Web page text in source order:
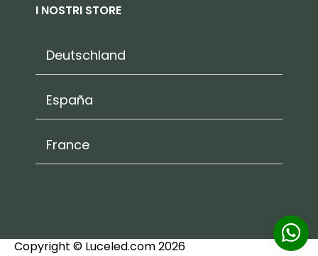
I NOSTRI STORE
Deutschland
España
France
Copyright © Luceled.com 2026